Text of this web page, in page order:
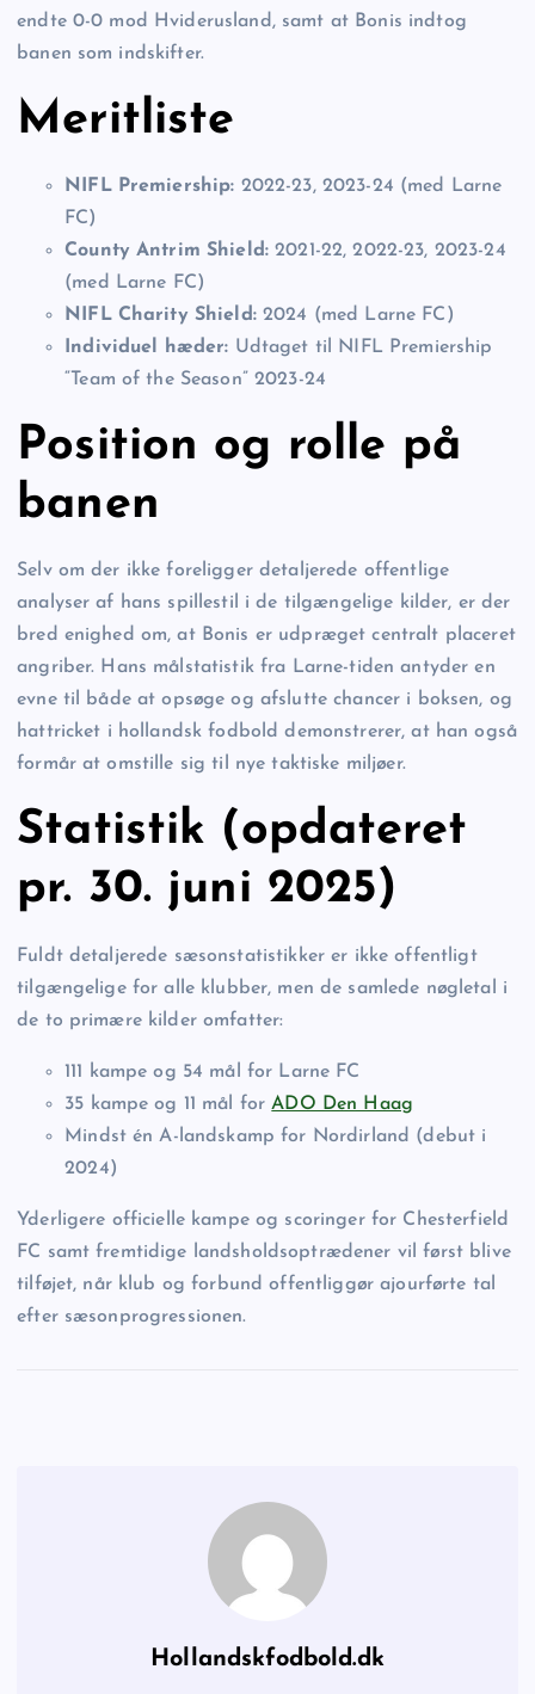
endte 0-0 mod Hviderusland, samt at Bonis indtog
banen som indskifter.
Meritliste
NIFL Premiership: 2022-23, 2023-24 (med Larne
FC)
County Antrim Shield: 2021-22, 2022-23, 2023-24
(med Larne FC)
NIFL Charity Shield:2024 (med Larne FC)
Individuel hæder: Udtaget til NIFL Premiership
“Team of the Season” 2023-24
Position og rolle på
banen
Selv om der ikke foreligger detaljerede offentlige
analyser af hans spillestil i de tilgængelige kilder, er der
bred enighed om, at Bonis er udpræget centralt placeret
angriber. Hans målstatistik fra Larne-tiden antyder en
evne til både at opsøge og afslutte chancer i boksen, og
hattricket i hollandsk fodbold demonstrerer, at han også
formår at omstille sig til nye taktiske miljøer.
Statistik (opdateret
pr. 30. juni 2025)
Fuldt detaljerede sæsonstatistikker er ikke offentligt
tilgængelige for alle klubber, men de samlede nøgletal i
de to primære kilder omfatter:
111 kampe og 54 mål for Larne FC
35 kampe og 11 mål forADO Den Haag
Mindst én A-landskamp for Nordirland (debut i
2024)
Yderligere officielle kampe og scoringer for Chesterfield
FC samt fremtidige landsholdsoptrædener vil først blive
tilføjet, når klub og forbund offentliggør ajourførte tal
efter sæsonprogressionen.
Hollandskfodbold.dk